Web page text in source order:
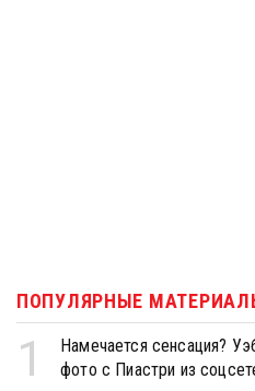
ПОПУЛЯРНЫЕ
1
Намечается сенсация?
фото с Пиастри из